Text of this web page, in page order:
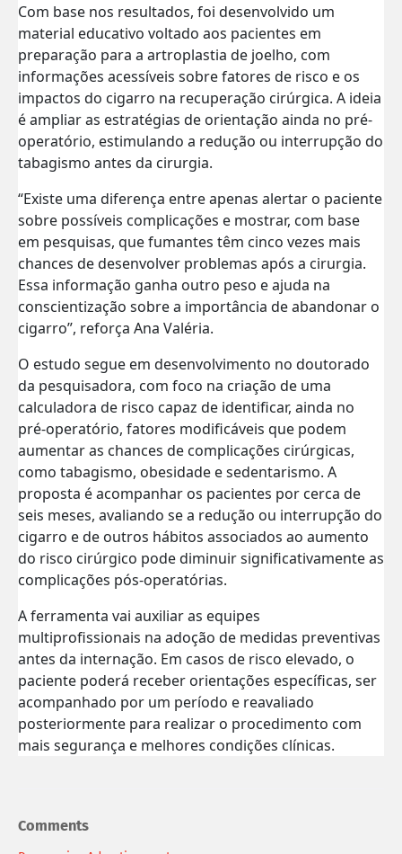
Com base nos resultados, foi desenvolvido um
material educativo voltado aos pacientes em
preparação para a artroplastia de joelho, com
informações acessíveis sobre fatores de risco e os
impactos do cigarro na recuperação cirúrgica. A ideia
é ampliar as estratégias de orientação ainda no pré-
operatório, estimulando a redução ou interrupção do
tabagismo antes da cirurgia.
“Existe uma diferença entre apenas alertar o paciente
sobre possíveis complicações e mostrar, com base
em pesquisas, que fumantes têm cinco vezes mais
chances de desenvolver problemas após a cirurgia.
Essa informação ganha outro peso e ajuda na
conscientização sobre a importância de abandonar o
cigarro”, reforça Ana Valéria.
O estudo segue em desenvolvimento no doutorado
da pesquisadora, com foco na criação de uma
calculadora de risco capaz de identificar, ainda no
pré-operatório, fatores modificáveis que podem
aumentar as chances de complicações cirúrgicas,
como tabagismo, obesidade e sedentarismo. A
proposta é acompanhar os pacientes por cerca de
seis meses, avaliando se a redução ou interrupção do
cigarro e de outros hábitos associados ao aumento
do risco cirúrgico pode diminuir significativamente as
complicações pós-operatórias.
A ferramenta vai auxiliar as equipes
multiprofissionais na adoção de medidas preventivas
antes da internação. Em casos de risco elevado, o
paciente poderá receber orientações específicas, ser
acompanhado por um período e reavaliado
posteriormente para realizar o procedimento com
mais segurança e melhores condições clínicas.
Comments